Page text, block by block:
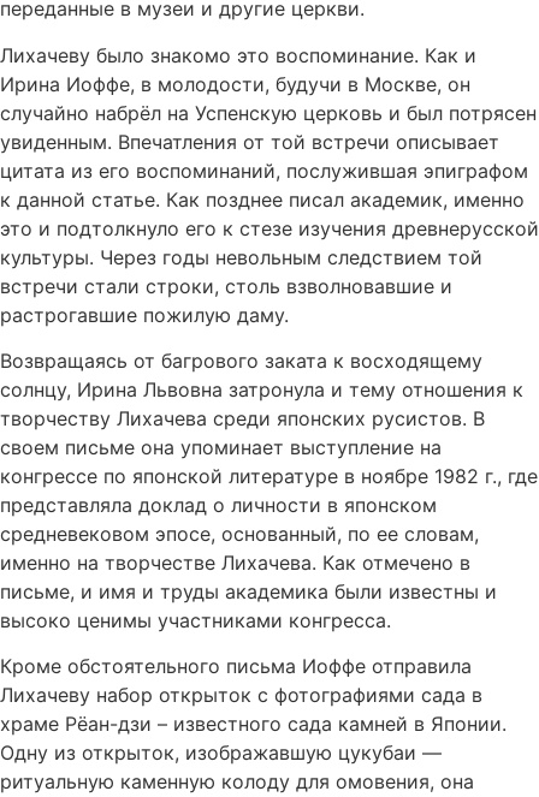
переданные в музеи и другие церкви.
Лихачеву было знакомо это воспоминание. Как и
Ирина Иоффе, в молодости, будучи в Москве, он
случайно набрёл на Успенскую церковь и был потрясен
увиденным. Впечатления от той встречи описывает
цитата из его воспоминаний, послужившая эпиграфом
к данной статье. Как позднее писал академик, именно
это и подтолкнуло его к стезе изучения древнерусской
культуры. Через годы невольным следствием той
встречи стали строки, столь взволновавшие и
растрогавшие пожилую даму.
Возвращаясь от багрового заката к восходящему
солнцу, Ирина Львовна затронула и тему отношения к
творчеству Лихачева среди японских русистов. В
своем письме она упоминает выступление на
конгрессе по японской литературе в ноябре 1982 г., где
представляла доклад о личности в японском
средневековом эпосе, основанный, по ее словам,
именно на творчестве Лихачева. Как отмечено в
письме, и имя и труды академика были известны и
высоко ценимы участниками конгресса.
Кроме обстоятельного письма Иоффе отправила
Лихачеву набор открыток с фотографиями сада в
храме Рёан-дзи – известного сада камней в Японии.
Одну из открыток, изображавшую цукубаи —
ритуальную каменную колоду для омовения, она